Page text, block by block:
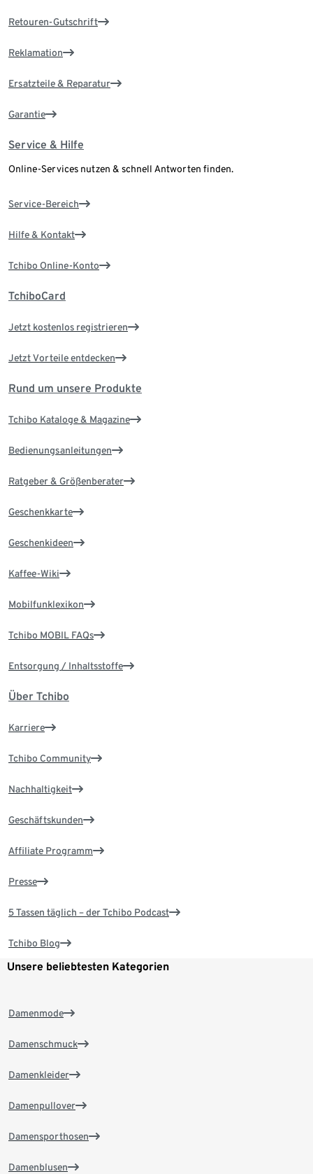
Retouren-Gutschrift
Reklamation
Ersatzteile & Reparatur
Garantie
Service & Hilfe
Online-Services nutzen & schnell Antworten finden.
Service-Bereich
Hilfe & Kontakt
Tchibo Online-Konto
TchiboCard
Jetzt kostenlos registrieren
Jetzt Vorteile entdecken
Rund um unsere Produkte
Tchibo Kataloge & Magazine
Bedienungsanleitungen
Ratgeber & Größenberater
Geschenkkarte
Geschenkideen
Kaffee-Wiki
Mobilfunklexikon
Tchibo MOBIL FAQs
Entsorgung / Inhaltsstoffe
Über Tchibo
Karriere
Tchibo Community
Nachhaltigkeit
Geschäftskunden
Affiliate Programm
Presse
5 Tassen täglich – der Tchibo Podcast
Tchibo Blog
Unsere beliebtesten Kategorien
Damenmode
Damenschmuck
Damenkleider
Damenpullover
Damensporthosen
Damenblusen